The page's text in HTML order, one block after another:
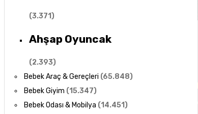
(3.371)
Ahşap Oyuncak
(2.393)
Bebek Araç & Gereçleri (65.848)
Bebek Giyim (15.347)
Bebek Odası & Mobilya (14.451)